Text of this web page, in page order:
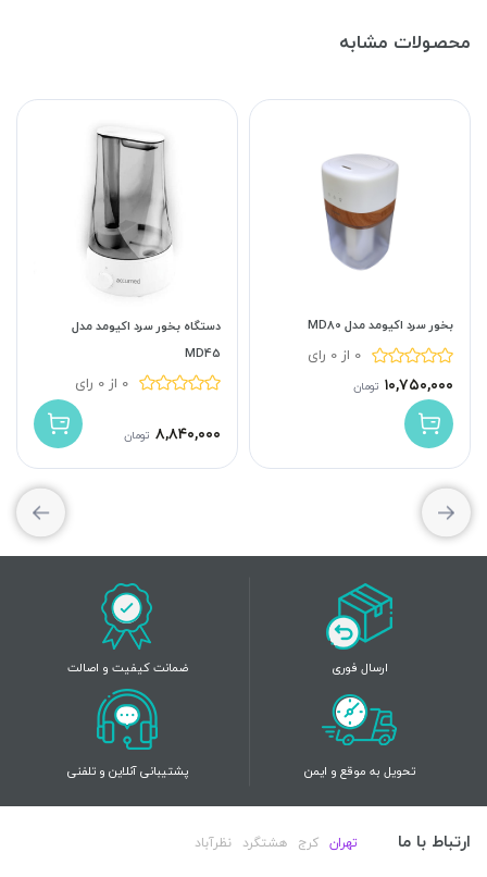
محصولات مشابه
بخور سرد اکیومد مدل MD80
0 از 0 رای
۱۰,۷۵۰,۰۰۰ تومان
دستگاه بخور سرد اکیومد مدل
MD45
0 از 0 رای
۸,۸۴۰,۰۰۰ تومان
ارسال فوری ضمانت کیفیت و اصالت
تحویل به موقع و ایمن پشتیبانی آنلاین و تلفنی
ارتباط با ما تهران کرج هشتگرد نظرآباد